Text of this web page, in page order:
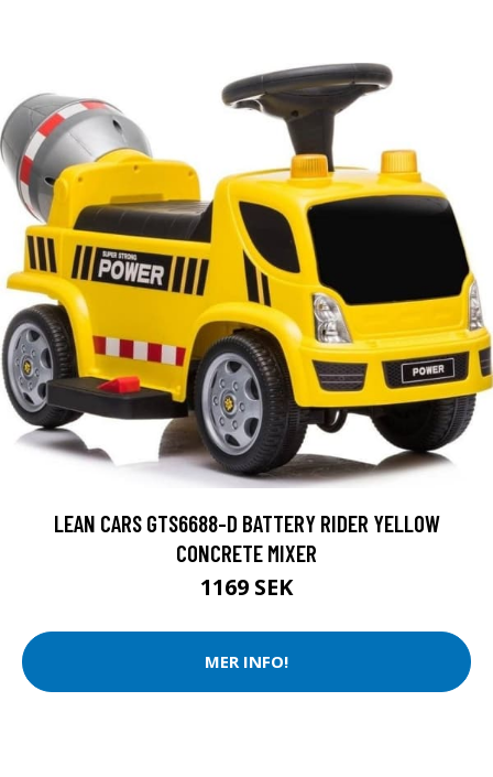
LEAN CARS GTS6688-D BATTERY RIDER YELLOW
CONCRETE MIXER
1169 SEK
MER INFO!